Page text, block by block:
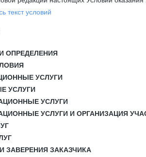
текст условий
ОПРЕДЕЛЕНИЯ
УСЛУГИ
УСЛУГИ
УСЛУГИ
УСЛУГИ И ОРГАНИЗАЦИЯ
ЗАВЕРЕНИЯ ЗАКАЗЧИКА